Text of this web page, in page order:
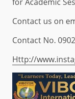
Contact us on
Contact No.
Http://